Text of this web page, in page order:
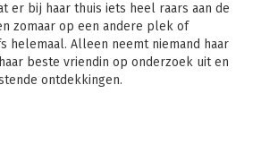
er bij haar thuis iets heel raars aan de
zomaar op een andere plek of
helemaal. Alleen neemt niemand haar
beste vriendin op onderzoek uit en
ontdekkingen.